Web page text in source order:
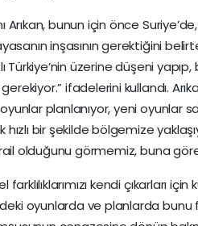
bunun için önce
inşasının gerektiğini
Türkiye’nin üzerine düşeni
ifadelerini kullandı.
planlanıyor, yeni oyunlar
bir şekilde bölgemize
olduğunu görmemiz, buna
kendi çıkarları
oyunlarda ve planlarda bunu